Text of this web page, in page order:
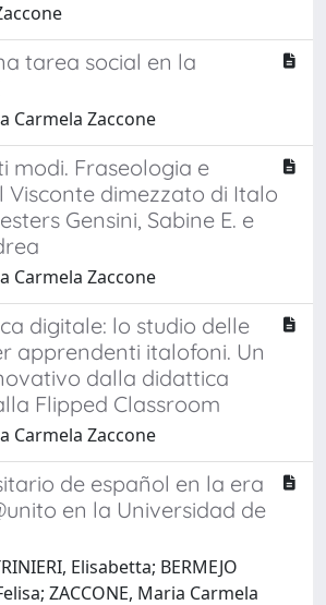
tarea social en la
Carmela Zaccone
modi. Fraseologia e
Visconte dimezzato di Italo
Gensini, Sabine E. e
Carmela Zaccone
digitale: lo studio delle
apprendenti italofoni. Un
dalla didattica
Flipped Classroom
Carmela Zaccone
de español en la era
en la Universidad de
Elisabetta; BERMEJO
ZACCONE, Maria Carmela